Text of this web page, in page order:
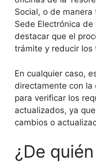
Social, o de
Sede Electrónica
destacar que el
trámite y reducir los
En cualquier caso,
directamente con
para verificar los
actualizados, ya
cambios o
¿De